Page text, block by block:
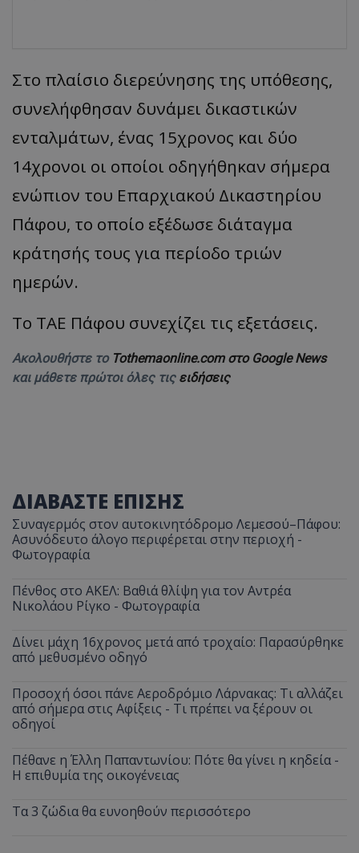
Στο πλαίσιο διερεύνησης της υπόθεσης,
συνελήφθησαν δυνάμει δικαστικών
ενταλμάτων, ένας 15χρονος και δύο
14χρονοι οι οποίοι οδηγήθηκαν σήμερα
ενώπιον του Επαρχιακού Δικαστηρίου
Πάφου, το οποίο εξέδωσε διάταγμα
κράτησής τους για περίοδο τριών
ημερών.
Το ΤΑΕ Πάφου συνεχίζει τις εξετάσεις.
Ακολουθήστε το Tothemaonline.com στο Google News
και μάθετε πρώτοι όλες τις ειδήσεις
ΔΙΑΒΑΣΤΕ ΕΠΙΣΗΣ
Συναγερμός στον αυτοκινητόδρομο Λεμεσού–Πάφου:
Ασυνόδευτο άλογο περιφέρεται στην περιοχή -
Φωτογραφία
Πένθος στο ΑΚΕΛ: Βαθιά θλίψη για τον Αντρέα
Νικολάου Ρίγκο - Φωτογραφία
Δίνει μάχη 16χρονος μετά από τροχαίο: Παρασύρθηκε
από μεθυσμένο οδηγό
Προσοχή όσοι πάνε Αεροδρόμιο Λάρνακας: Τι αλλάζει
από σήμερα στις Αφίξεις - Τι πρέπει να ξέρουν οι
οδηγοί
Πέθανε η Έλλη Παπαντωνίου: Πότε θα γίνει η κηδεία -
Η επιθυμία της οικογένειας
Τα 3 ζώδια θα ευνοηθούν περισσότερο